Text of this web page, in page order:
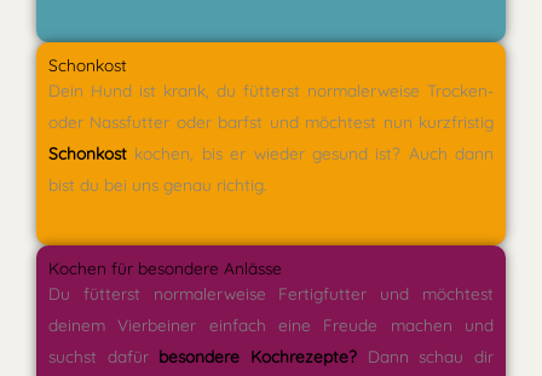
Schonkost
Dein Hund ist krank, du fütterst normalerweise Trocken-
oder Nassfutter oder barfst und möchtest nun kurzfristig
Schonkost kochen, bis er wieder gesund ist? Auch dann
bist du bei uns genau richtig.
Kochen für besondere Anlässe
Du fütterst normalerweise Fertigfutter und möchtest
deinem Vierbeiner einfach eine Freude machen und
suchst dafür besondere Kochrezepte? Dann schau dir